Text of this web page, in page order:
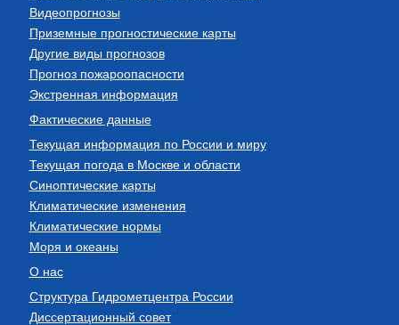
Видеопрогнозы
Приземные прогностические карты
Другие виды прогнозов
Прогноз пожароопасности
Экстренная информация
Фактические данные
Текущая информация по России и миру
Текущая погода в Москве и области
Синоптические карты
Климатические изменения
Климатические нормы
Моря и океаны
О нас
Структура Гидрометцентра России
Диссертационный совет